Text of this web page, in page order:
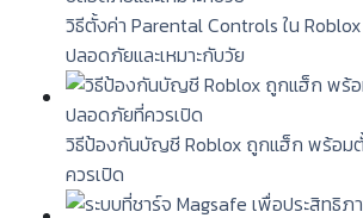
วิธีตั้งค่า Parental Controls ใน Roblox
ปลอดภัยและเหมาะกับวัย
วิธีป้องกันบัญชี Roblox ถูกแฮ็ก พร้อม
ควรเปิด